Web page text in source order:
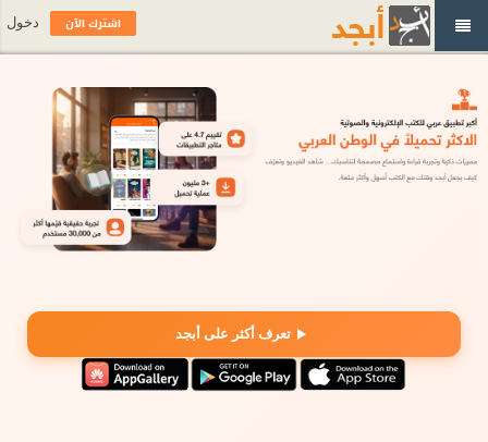
تعرف أكثر على أبجد
اشترك الآن دخول